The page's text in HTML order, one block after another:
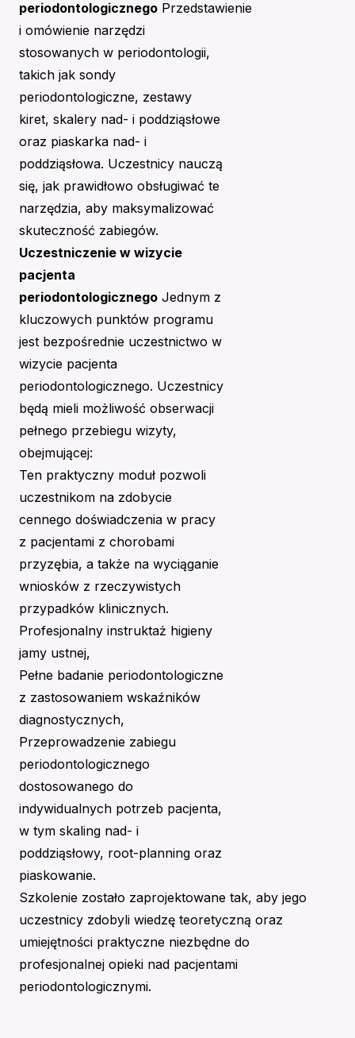
periodontologicznego Przedstawienie
i omówienie narzędzi
stosowanych w periodontologii,
takich jak sondy
periodontologiczne, zestawy
kiret, skalery nad- i poddziąsłowe
oraz piaskarka nad- i
poddziąsłowa. Uczestnicy nauczą
się, jak prawidłowo obsługiwać te
narzędzia, aby maksymalizować
skuteczność zabiegów.
Uczestniczenie w wizycie
pacjenta
periodontologicznego Jednym z
kluczowych punktów programu
jest bezpośrednie uczestnictwo w
wizycie pacjenta
periodontologicznego. Uczestnicy
będą mieli możliwość obserwacji
pełnego przebiegu wizyty,
obejmującej:
Ten praktyczny moduł pozwoli
uczestnikom na zdobycie
cennego doświadczenia w pracy
z pacjentami z chorobami
przyzębia, a także na wyciąganie
wniosków z rzeczywistych
przypadków klinicznych.
Profesjonalny instruktaż higieny
jamy ustnej,
Pełne badanie periodontologiczne
z zastosowaniem wskaźników
diagnostycznych,
Przeprowadzenie zabiegu
periodontologicznego
dostosowanego do
indywidualnych potrzeb pacjenta,
w tym skaling nad- i
poddziąsłowy, root-planning oraz
piaskowanie.
Szkolenie zostało zaprojektowane tak, aby jego
uczestnicy zdobyli wiedzę teoretyczną oraz
umiejętności praktyczne niezbędne do
profesjonalnej opieki nad pacjentami
periodontologicznymi.